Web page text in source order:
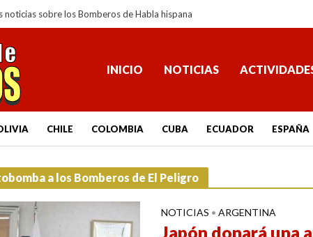
noticias sobre los Bomberos de Habla hispana
INICIO NOTICIAS
CHILE COLOMBIA CUBA ECUADOR ESPAÑA
a los Bomberos de El Peligro
NOTICIAS • ARGENTINA
Japón donará una